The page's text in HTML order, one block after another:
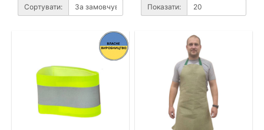
Сортувати: Показати: